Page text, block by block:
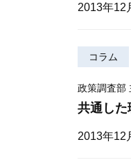
2013年12
コラム
政策調査部
共通した
2013年12